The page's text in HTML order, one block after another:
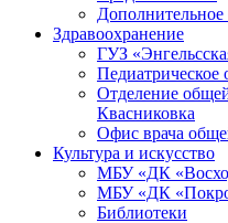
Дополнительное
Здравоохранение
ГУЗ
Отделение
Квасниковка
Офис врача
Культура и искусство
МБУ «ДК
МБУ «ДК
Библиотеки